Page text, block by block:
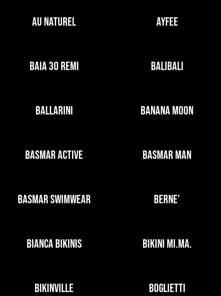
AU NATUREL AYFEE
BAIA 30 REMI BALIBALI
BALLARINI BANANA MOON
BASMAR ACTIVE BASMAR MAN
BASMAR SWIMWEAR BERNE’
BIANCA BIKINIS BIKINI MI.MA.
BIKINVILLE BOGLIETTI